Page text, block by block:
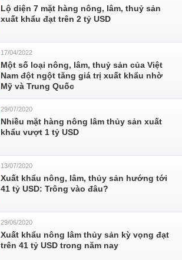
Lộ diện 7 mặt hàng nông, lâm, thuỷ sản
xuất khẩu đạt trên 2 tỷ USD
17/04/2022
Một số loại nông, lâm, thuỷ sản của Việt
Nam đột ngột tăng giá trị xuất khẩu nhờ
Mỹ và Trung Quốc
29/07/2020
Nhiều mặt hàng nông lâm thủy sản xuất
khẩu vượt 1 tỷ USD
13/07/2020
Xuất khẩu nông, lâm, thủy sản hướng tới
41 tỷ USD: Trông vào đâu?
29/06/2020
Xuất khẩu nông lâm thủy sản kỳ vọng đạt
trên 41 tỷ USD trong năm nay